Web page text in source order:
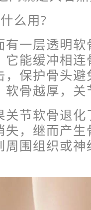
么用?
有一层透明
它能缓冲相
，保护骨头
软骨越厚，
关节软骨退
失，继而产
周围组织或